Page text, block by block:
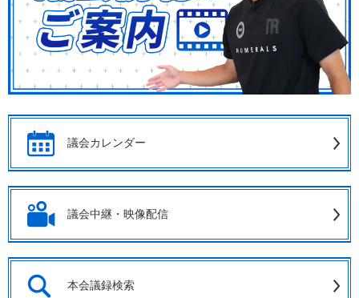
議会カレンダー
議会中継・映像配信
本会議録検索